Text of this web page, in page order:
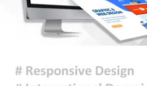
ঢাকায় হালকা বৃষ্টি
কোথাও কোথাও
বর্ষণের সম্ভাবনা
প্রধানমন্ত্রীকে বরণে
নেতাকর্মীরা উজ্জীবিত